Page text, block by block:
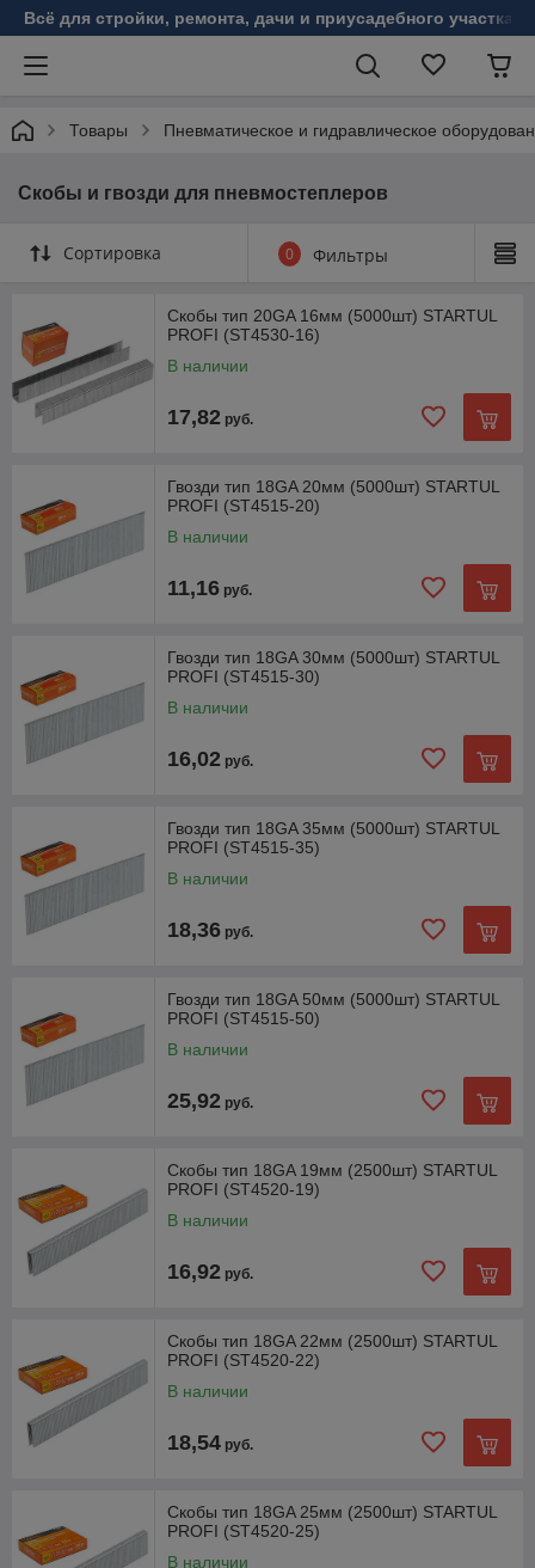
Всё для стройки, ремонта, дачи и приусадебного участка!
Товары Пневматическое и гидравлическое
Скобы и гвозди для пневмостеплеров
Сортировка 0 Фильтры
Скобы тип 20GA 16мм (5000шт) STARTUL
PROFI (ST4530-16)
В наличии
17,82 руб.
Гвозди тип 18GA 20мм (5000шт) STARTUL
PROFI (ST4515-20)
В наличии
11,16 руб.
Гвозди тип 18GA 30мм (5000шт) STARTUL
PROFI (ST4515-30)
В наличии
16,02 руб.
Гвозди тип 18GA 35мм (5000шт) STARTUL
PROFI (ST4515-35)
В наличии
18,36 руб.
Гвозди тип 18GA 50мм (5000шт) STARTUL
PROFI (ST4515-50)
В наличии
25,92 руб.
Скобы тип 18GA 19мм (2500шт) STARTUL
PROFI (ST4520-19)
В наличии
16,92 руб.
Скобы тип 18GA 22мм (2500шт) STARTUL
PROFI (ST4520-22)
В наличии
18,54 руб.
Скобы тип 18GA 25мм (2500шт) STARTUL
PROFI (ST4520-25)
В наличии